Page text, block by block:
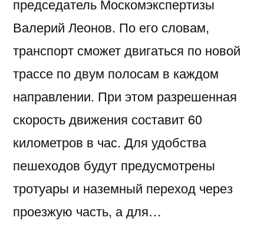
Валерий Леонов. По его словам,
транспорт сможет двигаться по новой
трассе по двум полосам в каждом
направлении. При этом разрешенная
скорость движения составит 60
километров в час. Для удобства
пешеходов будут предусмотрены
тротуары и наземный переход через
проезжую часть, а для…